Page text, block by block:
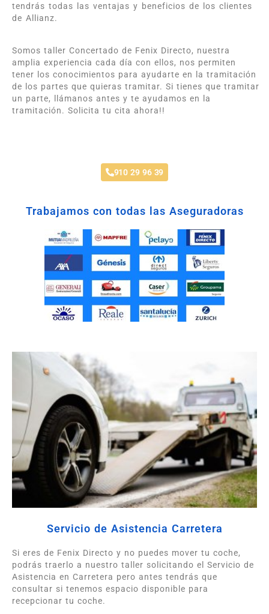
tendrás todas las ventajas y beneficios de los clientes
de Allianz.
Somos taller Concertado de Fenix Directo, nuestra
amplia experiencia cada día con ellos, nos permiten
tener los conocimientos para ayudarte en la tramitación
de los partes que quieras tramitar. Si tienes que tramitar
un parte, llámanos antes y te ayudamos en la
tramitación. Solicita tu cita ahora!!
910 29 96 39
Trabajamos con todas las Aseguradoras
Servicio de Asistencia Carretera
Si eres de Fenix Directo y no puedes mover tu coche,
podrás traerlo a nuestro taller solicitando el Servicio de
Asistencia en Carretera pero antes tendrás que
consultar si tenemos espacio disponible para
recepcionar tu coche.